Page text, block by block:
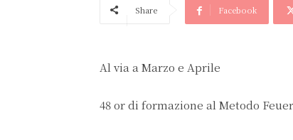
Share Facebook
Al via a Marzo e Aprile
48 or di formazione al Metodo